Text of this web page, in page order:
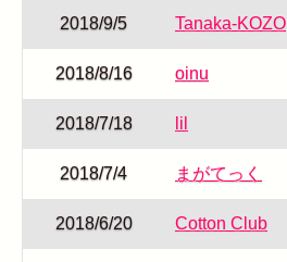
2018/9/5 Tanaka-KOZO
2018/8/16 oinu
2018/7/18 lil
2018/7/4 まがてっく
2018/6/20 Cotton Club